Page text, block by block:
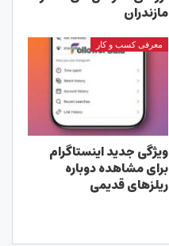
مازندران
معرفی کسب و کار
ویژگی جدید اینستاگرام
برای مشاهده دوباره
ریلزهای قدیمی